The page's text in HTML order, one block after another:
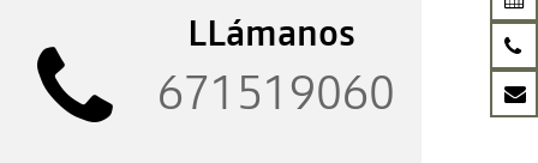
LLámanos
671519060